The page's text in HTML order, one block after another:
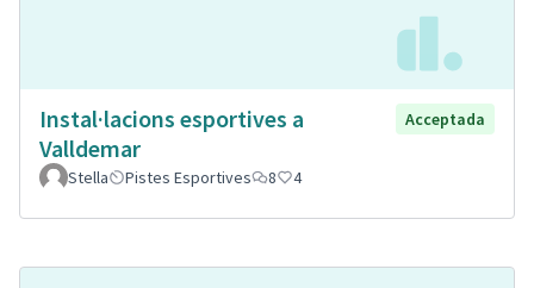
Instal·lacions esportives a
Valldemar
Acceptada
Stella Pistes Esportives 8 4